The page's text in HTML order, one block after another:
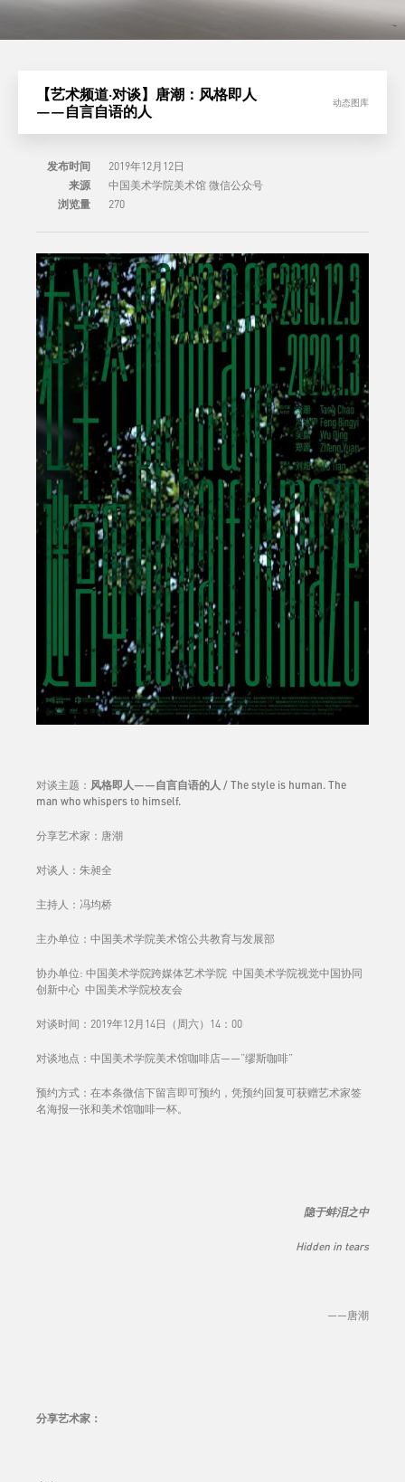
【艺术频道·对谈】唐潮：风格即人
——自言自语的人
动态图库
发布时间
2019年12月12日
来源
中国美术学院美术馆 微信公众号
浏览量
270
对谈主题： 风格即人——自言自语的人 / The style is human. The
man who whispers to himself.
分享艺术家：唐潮
对谈人：朱昶全
主持人：冯均桥
主办单位：中国美术学院美术馆公共教育与发展部
协办单位: 中国美术学院跨媒体艺术学院 中国美术学院视觉中国协同
创新中心 中国美术学院校友会
对谈时间：2019年12月14日（周六）14：00
对谈地点：中国美术学院美术馆咖啡店——“缪斯咖啡”
预约方式：在本条微信下留言即可预约，凭预约回复可获赠艺术家签
名海报一张和美术馆咖啡一杯。
隐于蚌泪之中
Hidden in tears
——唐潮
分享艺术家 ：